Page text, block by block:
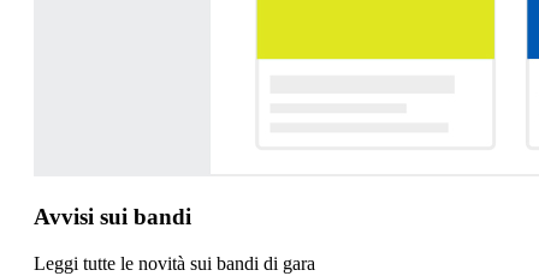
Avvisi sui bandi
Leggi tutte le novità sui bandi di gara